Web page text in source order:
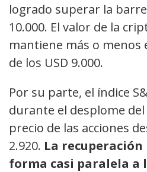
logrado superar la
10.000. El valor de la
mantiene más o menos
de los USD 9.000.
Por su parte, el índice
durante el desplome del
precio de las acciones
2.920. La recuperación
forma casi paralela a